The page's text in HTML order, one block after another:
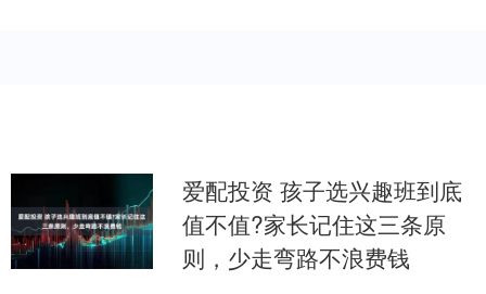
爱配投资 孩子选兴趣班到底
值不值?家长记住这三条原
则，少走弯路不浪费钱